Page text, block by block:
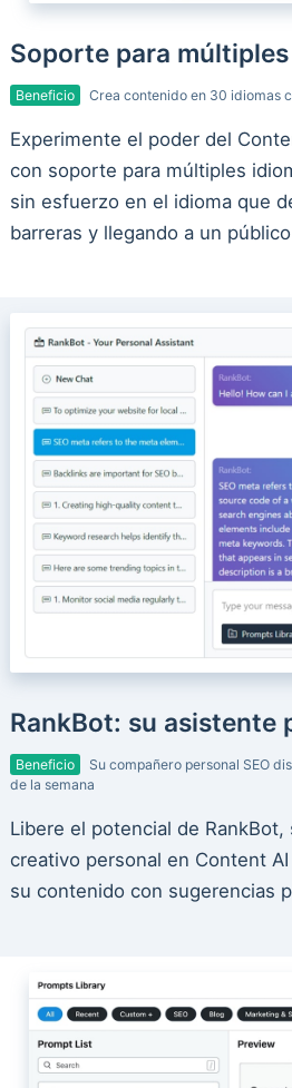
Soporte para
Beneficio Crea contenido en 30 idiomas
Experimente el poder del
con soporte para múltiples
sin esfuerzo en el idioma que
barreras y llegando a un
RankBot: su asistente
Beneficio
Su compañero personal SEO
de la semana
Libere el potencial de RankBot,
creativo personal en Content
su contenido con sugerencias